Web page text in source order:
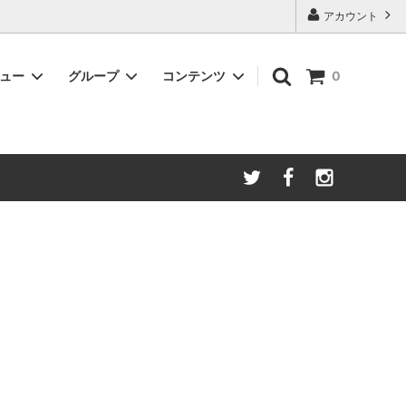
アカウント
0
ー
通常価格よりもお得に、毎月コーヒーが
グループ コンテンツ